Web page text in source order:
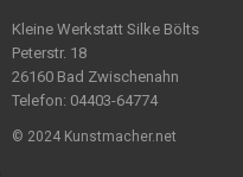
Kleine Werkstatt Silke Bölts
Peterstr. 18
26160 Bad Zwischenahn
Telefon: 04403-64774
© 2024 Kunstmacher.net